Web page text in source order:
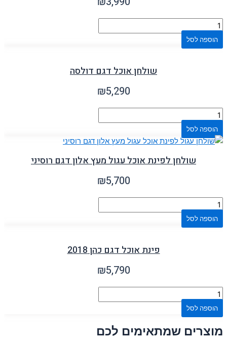
הוספה לסל
שולחן אוכל דגם דולסה
₪5,290
הוספה לסל
שולחן לפינת אוכל עגול מעץ אלון דגם רוסיני
₪5,700
הוספה לסל
פינת אוכל דגם כהן 2018
₪5,790
הוספה לסל
מוצרים שמתאימים לכם